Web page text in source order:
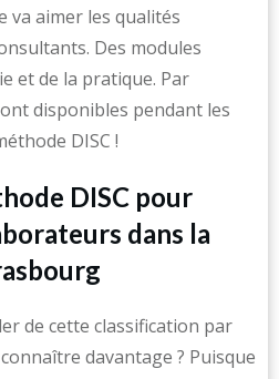
aimer les qualités
Des modules
et de la pratique. Par
disponibles pendant les
DISC !
DISC pour
dans la
de cette classification par
davantage ? Puisque